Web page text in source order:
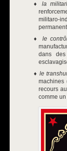
la
militaro-
le
dans
le
machines
recours
comme